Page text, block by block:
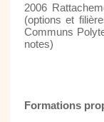
2006
(options et
Communs
notes)
Formations